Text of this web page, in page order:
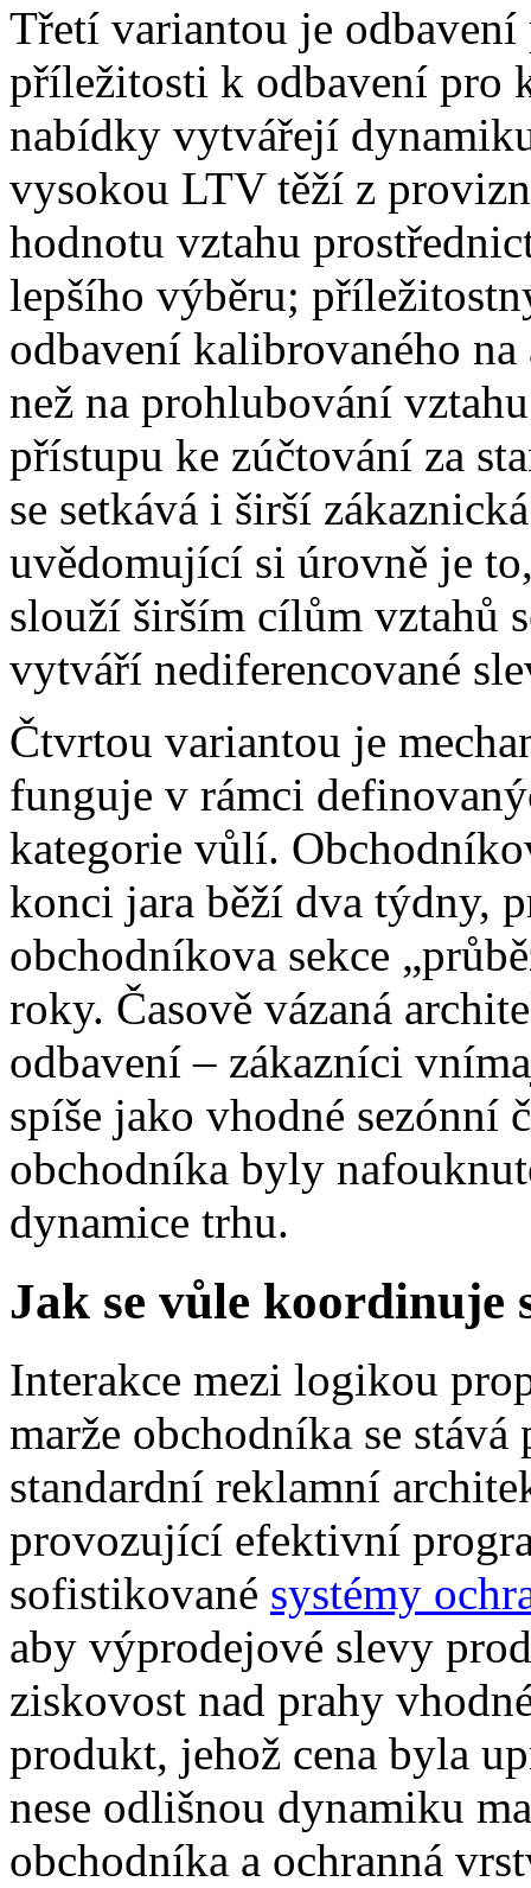
Třetí variantou je
příležitosti k odbavení pro
nabídky vytvářejí
vysokou LTV těží z
hodnotu vztahu
lepšího výběru;
odbavení kalibrovaného
než na prohlubování
přístupu ke zúčtování za
se setkává i širší
uvědomující si úrovně je
slouží širším cílům vztahů
vytváří nediferencované
Čtvrtou variantou je
funguje v rámci
kategorie vůlí.
konci jara běží dva týdny,
obchodníkova sekce
roky. Časově vázaná
odbavení – zákazníci
spíše jako vhodné sezónní
obchodníka byly
dynamice trhu.
Jak se vůle
Interakce mezi logikou
marže obchodníka se
standardní reklamní
provozující efektivní
sofistikované systémy
aby výprodejové slevy
ziskovost nad prahy
produkt, jehož cena byla
nese odlišnou dynamiku
obchodníka a ochranná